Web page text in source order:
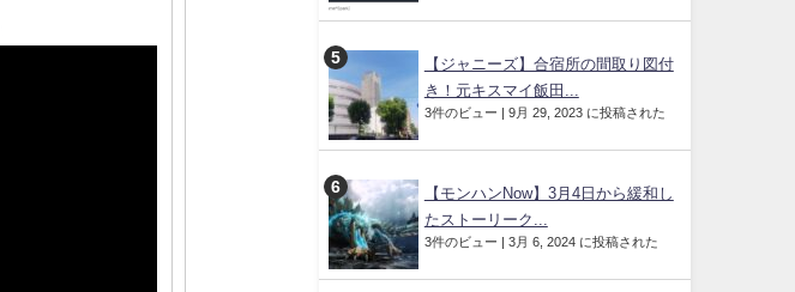
【ジャニーズ】合宿所の間取り図付
き！元キスマイ飯田...
3件のビュー | 9月 29, 2023 に投稿された
【モンハンNow】3月4日から緩和し
たストーリーク...
3件のビュー | 3月 6, 2024 に投稿された